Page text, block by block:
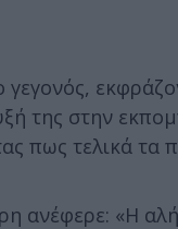
της στην
πως τελικά τα
ανέφερε: «Η